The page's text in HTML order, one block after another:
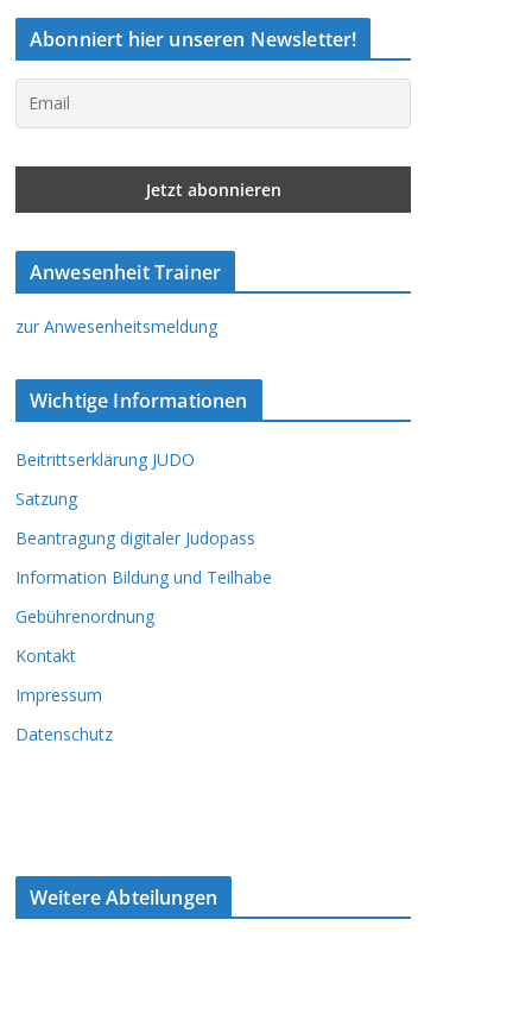
Abonniert hier unseren Newsletter!
Anwesenheit Trainer
zur Anwesenheitsmeldung
Wichtige Informationen
Beitrittserklärung JUDO
Satzung
Beantragung digitaler Judopass
Information Bildung und Teilhabe
Gebührenordnung
Kontakt
Impressum
Datenschutz
Weitere Abteilungen